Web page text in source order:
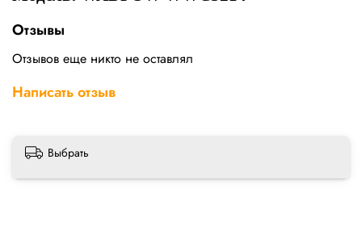
Отзывы
Отзывов еще никто не оставлял
Написать отзыв
Выбрать